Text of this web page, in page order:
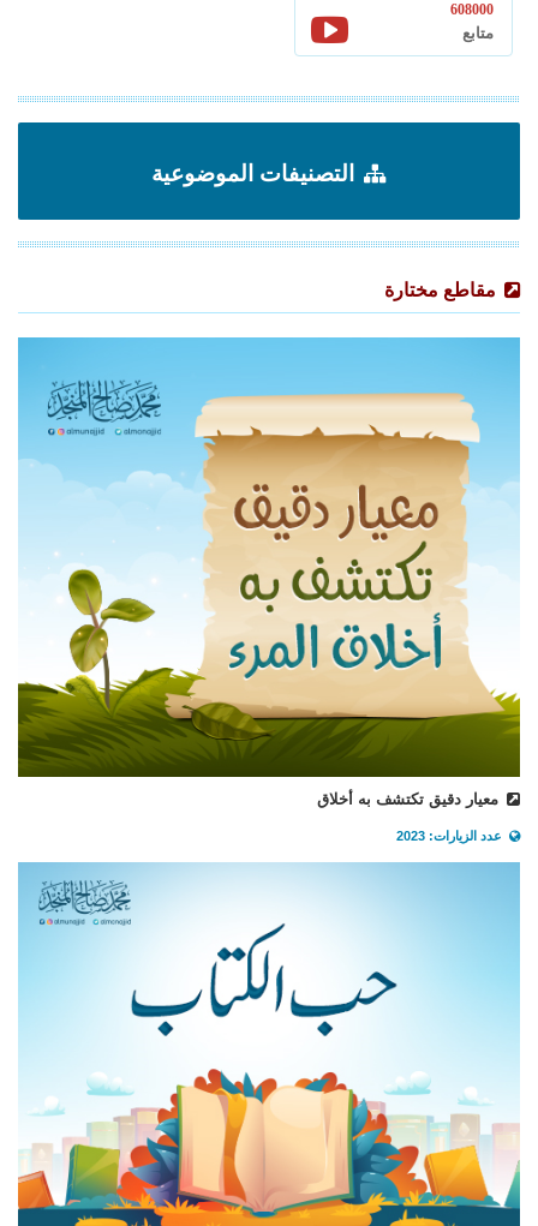
608000
متابع
التصنيفات الموضوعية
مقاطع مختارة
معيار دقيق تكتشف به أخلاق
عدد الزيارات: 2023